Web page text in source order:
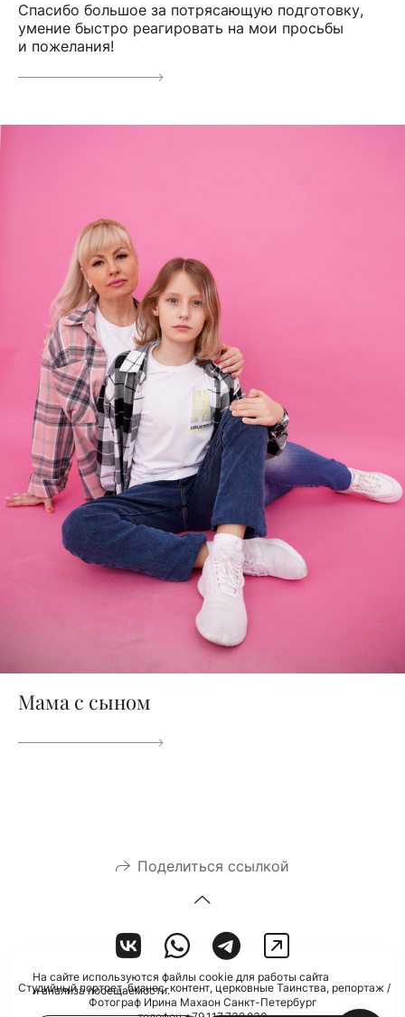
Спасибо большое за потрясающую подготовку,
умение быстро реагировать на мои просьбы
и пожелания!
Мама с сыном
Поделиться ссылкой
Студийный портрет, бизнес-контент, церковные Таинства, репортаж /
Фотограф Ирина Махаон Санкт-Петербург
На сайте используются файлы cookie для работы сайта
и анализа посещаемости.